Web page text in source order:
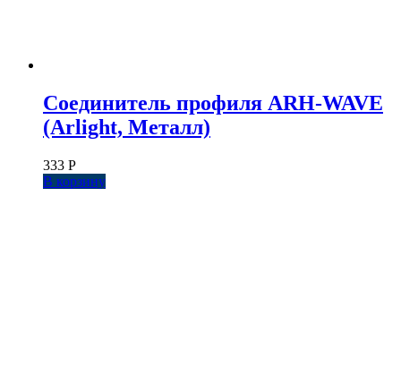
Соединитель профиля ARH-WAVE
(Arlight, Металл)
333 Р
В корзину